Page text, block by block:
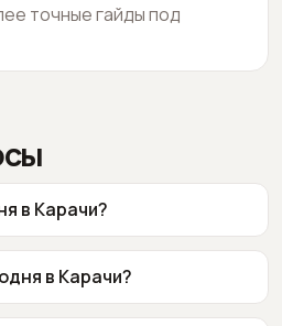
точные гайды под
в Карачи?
в Карачи?